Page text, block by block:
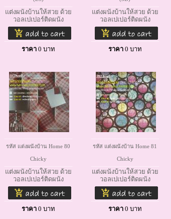
แต่งผนังบ้านให้สวย ด้วย
วอลเปเปอร์ติดผนัง
ราคา 0 บาท
แต่งผนังบ้านให้สวย ด้วย
วอลเปเปอร์ติดผนัง
ราคา 0 บาท
รหัส แต่งผนังบ้าน Home 80
Chicky
แต่งผนังบ้านให้สวย ด้วย
วอลเปเปอร์ติดผนัง
ราคา 0 บาท
รหัส แต่งผนังบ้าน Home 81
Chicky
แต่งผนังบ้านให้สวย ด้วย
วอลเปเปอร์ติดผนัง
ราคา 0 บาท